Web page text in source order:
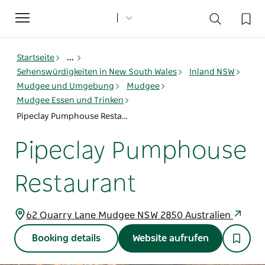
Toggle
navigation
Startseite
...
Sehenswürdigkeiten in New South Wales
Inland NSW
Mudgee und Umgebung
Mudgee
Mudgee Essen und Trinken
Pipeclay Pumphouse Restaurant
Pipeclay Pumphouse
Restaurant
62 Quarry Lane Mudgee NSW 2850 Australien
Booking details Website aufrufen